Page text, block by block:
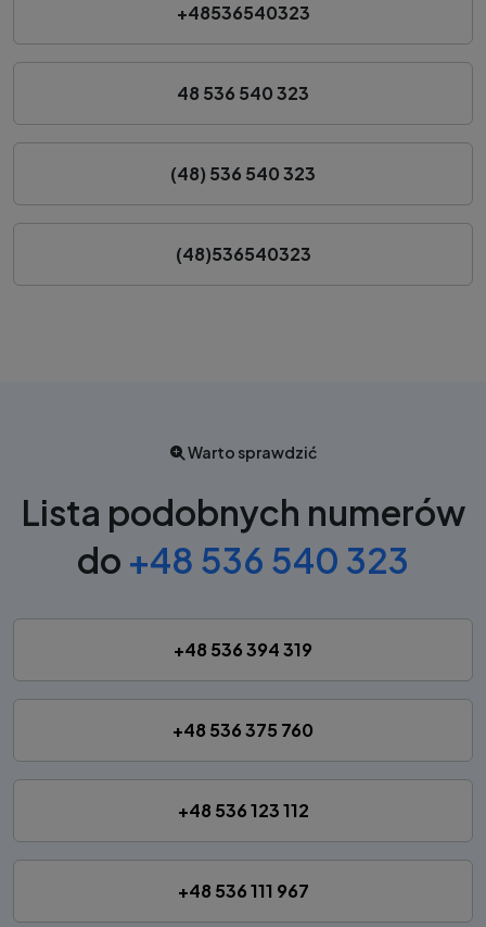
+48536540323
48 536 540 323
(48) 536 540 323
(48)536540323
Warto sprawdzić
Lista podobnych numerów
do +48 536 540 323
+48 536 394 319
+48 536 375 760
+48 536 123 112
+48 536 111 967